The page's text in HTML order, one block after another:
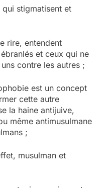
qui stigmatisent et
rire, entendent
et ceux qui ne
contre les autres ;
est un concept
cette autre
la haine antijuive,
même antimusulmane
;
musulman et